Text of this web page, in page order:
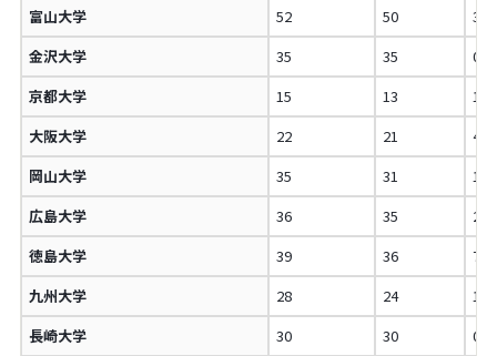
富山大学
52 50
金沢大学
35 35
京都大学
15 13
大阪大学
22 21
岡山大学
35 31
広島大学
36 35
徳島大学
39 36
九州大学
28 24
長崎大学
30 30